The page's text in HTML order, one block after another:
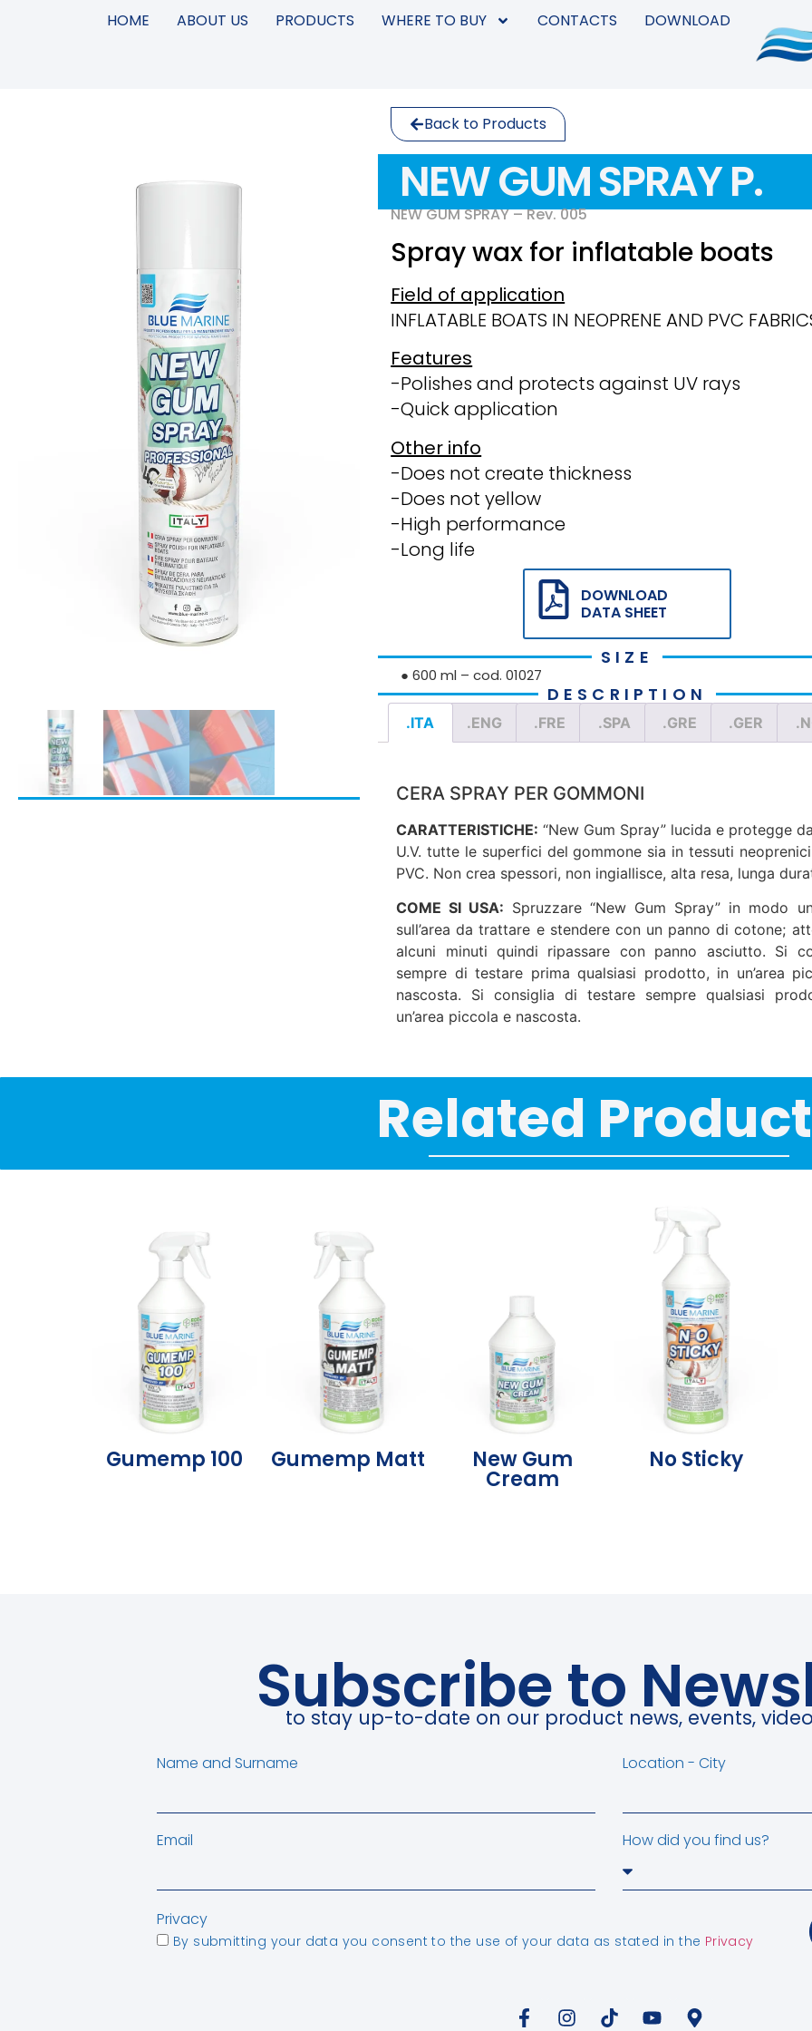
HOME ABOUT US PRODUCTS WHERE TO BUY CONTACTS DOWNLOAD
Back to Products
NEW GUM SPRAY P.
NEW GUM SPRAY – Rev. 005
Spray wax for inflatable boats
Field of application
INFLATABLE BOATS IN NEOPRENE AND PVC
Features
-Polishes and protects against UV rays
-Quick application
Other info
-Does not create thickness
-Does not yellow
-High performance
-Long life
DOWNLOAD
DATA SHEET
SIZE
● 600 ml – cod. 01027
DESCRIPTION
.ITA .ENG .FRE .SPA .GRE .GER
CERA SPRAY PER GOMMONI
CARATTERISTICHE: “New Gum Spray” lucida e protegge
U.V. tutte le superfici del gommone sia in tessuti
PVC. Non crea spessori, non ingiallisce, alta resa, lunga
COME SI USA: Spruzzare “New Gum Spray” in modo
sull’area da trattare e stendere con un panno di cotone;
alcuni minuti quindi ripassare con panno asciutto. Si
sempre di testare prima qualsiasi prodotto, in un’area
nascosta. Si consiglia di testare sempre qualsiasi
un’area piccola e nascosta.
Related
Gumemp 100 Gumemp Matt New Gum
Cream
No Sticky
Subscribe to
to stay up-to-date on our product news, events,
Name and Surname Location - City
Email How did you find us?
Privacy
By submitting your data you consent to the use of your data as stated in the Privacy